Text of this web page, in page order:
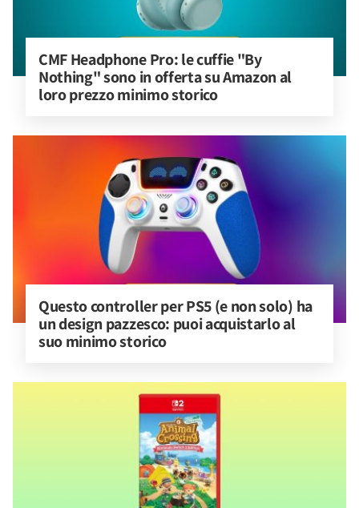
CMF Headphone Pro: le cuffie "By
Nothing" sono in offerta su Amazon al
loro prezzo minimo storico
Questo controller per PS5 (e non solo) ha
un design pazzesco: puoi acquistarlo al
suo minimo storico